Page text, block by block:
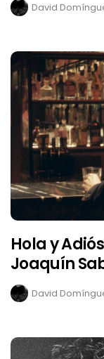
David
Hola y
Joaquín
David